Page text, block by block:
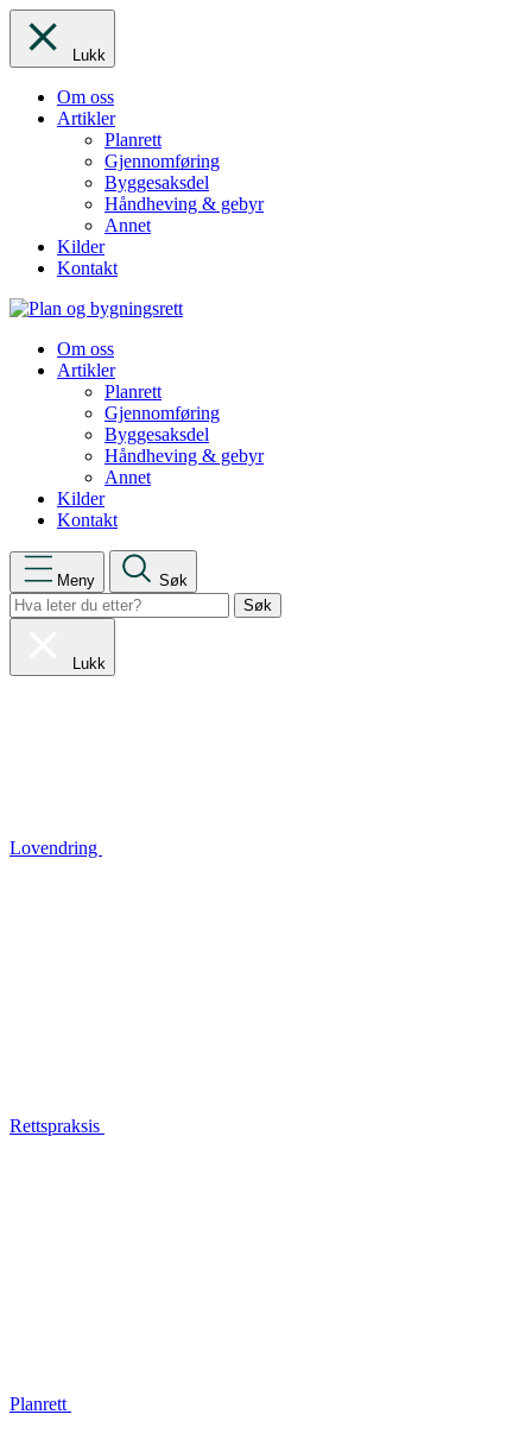
Lukk
Om oss
Artikler
Planrett
Gjennomføring
Byggesaksdel
Håndheving & gebyr
Annet
Kilder
Kontakt
Om oss
Artikler
Planrett
Gjennomføring
Byggesaksdel
Håndheving & gebyr
Annet
Kilder
Kontakt
Meny Søk
Lukk
Lovendring
Rettspraksis
Planrett